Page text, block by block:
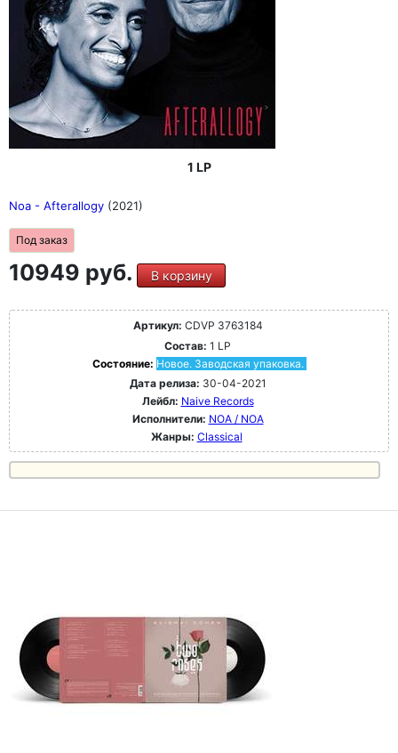
1 LP
Noa - Afterallogy (2021)
Под заказ
10949 руб. В корзину
Артикул: CDVP 3763184
Состав: 1 LP
Состояние: Новое. Заводская упаковка.
Дата релиза: 30-04-2021
Лейбл: Naive Records
Исполнители: NOA / NOA
Жанры: Classical